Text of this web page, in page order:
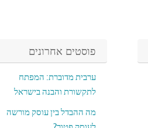
פוסטים אחרונים
ערבית מדוברת: המפתח
לתקשורת והבנה בישראל
מה ההבדל בין עוסק מורשה